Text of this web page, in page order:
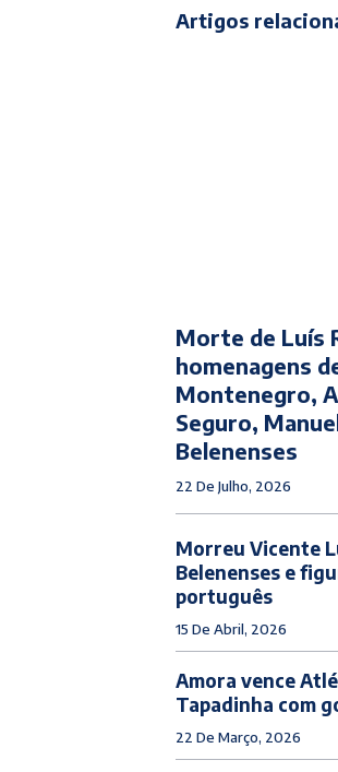
Artigos
Morte de Luís
homenagens
Montenegro,
Seguro,
Belenenses
22 De Julho, 2026
Morreu Vicente
Belenenses e
português
15 De Abril, 2026
Amora vence
Tapadinha com
22 De Março, 2026